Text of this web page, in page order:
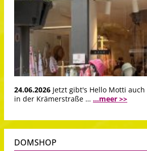
24.06.2026 Jetzt gibt's Hello Motti
in der Krämerstraße … ...meer >>
DOMSHOP